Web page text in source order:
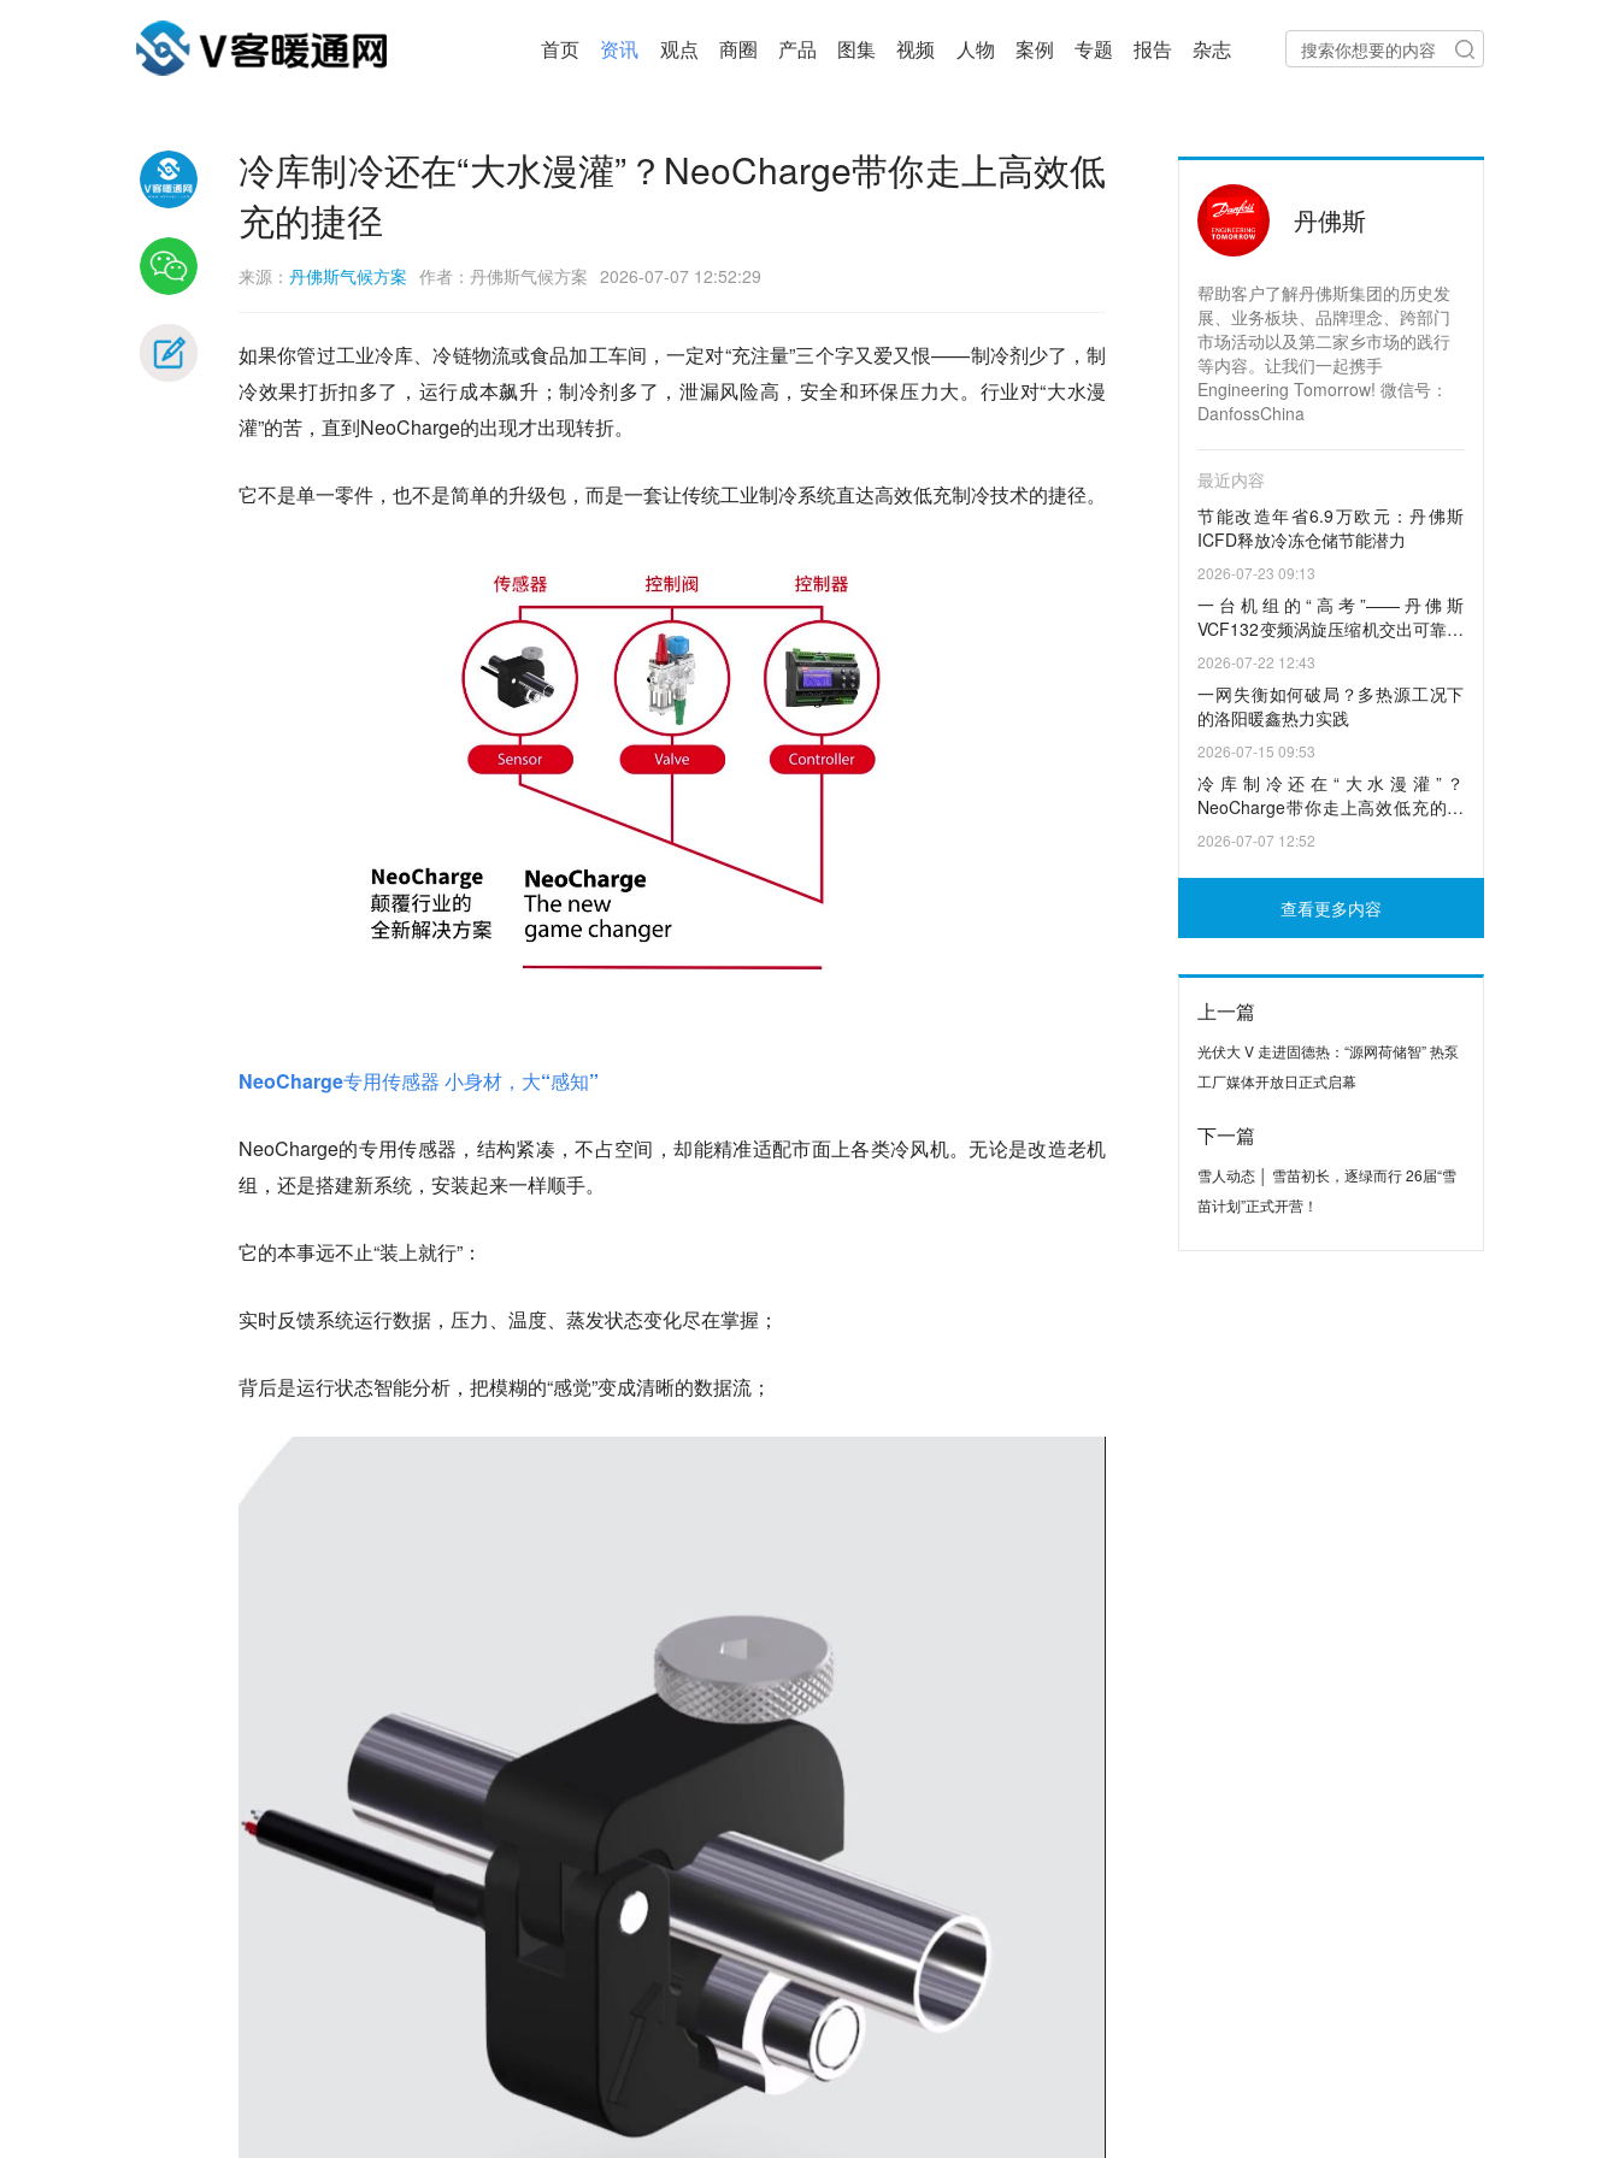
首页 资讯 观点 商圈 产品 图集 视频 人物 案例 专题 报告 杂志
冷库制冷还在“大水漫灌”？NeoCharge带你走上高效低
充的捷径
来源： 丹佛斯气候方案 作者：丹佛斯气候方案 2026-07-07 12:52:29
如果你管过工业冷库、冷链物流或食品加工车间，一定对“充注量”三个字又爱又恨——制冷剂少了，制
冷效果打折扣多了，运行成本飙升；制冷剂多了，泄漏风险高，安全和环保压力大。行业对“大水漫
灌”的苦，直到NeoCharge的出现才出现转折。
它不是单一零件，也不是简单的升级包，而是一套让传统工业制冷系统直达高效低充制冷技术的捷径。
NeoCharge专用传感器 小身材，大“感知”
NeoCharge的专用传感器，结构紧凑，不占空间，却能精准适配市面上各类冷风机。无论是改造老机
组，还是搭建新系统，安装起来一样顺手。
它的本事远不止“装上就行”：
实时反馈系统运行数据 ，压力、温度、蒸发状态变化尽在掌握；
背后是运行状态智能分析 ，把模糊的“感觉”变成清晰的数据流；
丹佛斯
帮助客户了解丹佛斯集团的历史发
展、业务板块、品牌理念、跨部门
市场活动以及第二家乡市场的践行
等内容。让我们一起携手
Engineering Tomorrow! 微信号：
DanfossChina
最近内容
节能改造年省6.9万欧元：丹佛斯
ICFD释放冷冻仓储节能潜力
2026-07-23 09:13
一台机组的“高考”——丹佛斯
VCF132变频涡旋压缩机交出可靠答
卷
2026-07-22 12:43
一网失衡如何破局？多热源工况下
的洛阳暖鑫热力实践
2026-07-15 09:53
冷库制冷还在“大水漫灌”？
NeoCharge带你走上高效低充的捷
径
2026-07-07 12:52
查看更多内容
上一篇
光伏大 V 走进固德热：“源网荷储智” 热泵
工厂媒体开放日正式启幕
下一篇
雪人动态 │ 雪苗初长，逐绿而行 26届“雪
苗计划”正式开营！